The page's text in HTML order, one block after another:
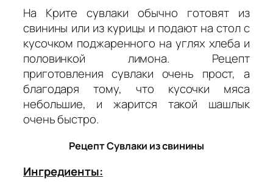
На Крите сувлаки обычно готовят из
свинины или из курицы и подают на стол с
кусочком поджаренного на углях хлеба и
половинкой лимона. Рецепт
приготовления сувлаки очень прост, а
благодаря тому, что кусочки мяса
небольшие, и жарится такой шашлык
очень быстро.
Рецепт Сувлаки из свинины
Ингредиенты: